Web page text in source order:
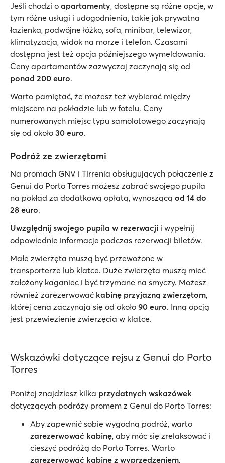
Jeśli chodzi o apartamenty, dostępne są różne opcje, w
tym różne usługi i udogodnienia, takie jak prywatna
łazienka, podwójne łóżko, sofa, minibar, telewizor,
klimatyzacja, widok na morze i telefon. Czasami
dostępna jest też opcja późniejszego wymeldowania.
Ceny apartamentów zazwyczaj zaczynają się od
ponad 200 euro.
Warto pamiętać, że możesz też wybierać między
miejscem na pokładzie lub w fotelu. Ceny
numerowanych miejsc typu samolotowego zaczynają
się od około 30 euro.
Podróż ze zwierzętami
Na promach GNV i Tirrenia obsługujących połączenie z
Genui do Porto Torres możesz zabrać swojego pupila
na pokład za dodatkową opłatą, wynoszącą od 14 do
28 euro.
Uwzględnij swojego pupila w rezerwacji i wypełnij
odpowiednie informacje podczas rezerwacji biletów.
Małe zwierzęta muszą być przewożone w
transporterze lub klatce. Duże zwierzęta muszą mieć
założony kaganiec i być trzymane na smyczy. Możesz
również zarezerwować kabinę przyjazną zwierzętom,
której cena zaczynaja się od około 90 euro. Inną opcją
jest przewiezienie zwierzęcia w klatce.
Wskazówki dotyczące rejsu z Genui do Porto
Torres
Poniżej znajdziesz kilka przydatnych wskazówek
dotyczących podróży promem z Genui do Porto Torres:
Aby zapewnić sobie wygodną podróż, warto
zarezerwować kabinę, aby móc się zrelaksować i
cieszyć podróżą do Porto Torres. Warto
zarezerwować kabinę z wyprzedzeniem,